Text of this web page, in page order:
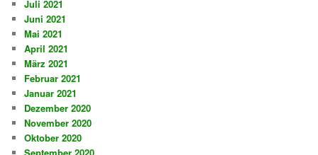
Juli 2021
Juni 2021
Mai 2021
April 2021
März 2021
Februar 2021
Januar 2021
Dezember 2020
November 2020
Oktober 2020
September 2020